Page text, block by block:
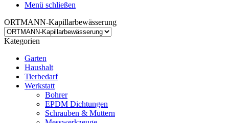
Menü schließen
ORTMANN-Kapillarbewässerung
Kategorien
Garten
Haushalt
Tierbedarf
Werkstatt
Bohrer
EPDM Dichtungen
Schrauben & Muttern